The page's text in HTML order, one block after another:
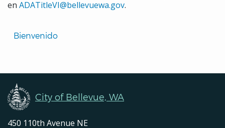
Translated
Bienvenido
en ADATitleVI@bellevuewa.gov.
City of Bellevue, WA
450 110th Avenue NE